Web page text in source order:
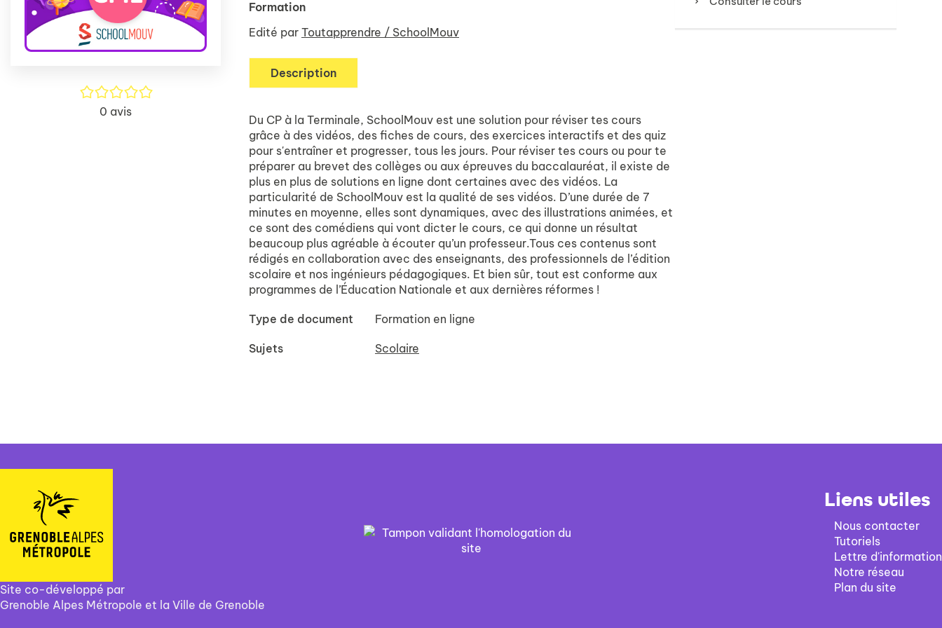
/5
0 avis
Formation
Edité par Toutapprendre / SchoolMouv
Description
Du CP à la Terminale, SchoolMouv est une solution pour réviser tes cours
grâce à des vidéos, des fiches de cours, des exercices interactifs et des quiz
pour s'entraîner et progresser, tous les jours. Pour réviser tes cours ou pour te
préparer au brevet des collèges ou aux épreuves du baccalauréat, il existe de
plus en plus de solutions en ligne dont certaines avec des vidéos. La
particularité de SchoolMouv est la qualité de ses vidéos. D’une durée de 7
minutes en moyenne, elles sont dynamiques, avec des illustrations animées, et
ce sont des comédiens qui vont dicter le cours, ce qui donne un résultat
beaucoup plus agréable à écouter qu’un professeur.Tous ces contenus sont
rédigés en collaboration avec des enseignants, des professionnels de l’édition
scolaire et nos ingénieurs pédagogiques. Et bien sûr, tout est conforme aux
programmes de l’Éducation Nationale et aux dernières réformes !
Type de document Formation en ligne
Sujets Scolaire
Site co-développé par
Grenoble Alpes Métropole et la Ville de Grenoble
Liens utiles
Nous contacter
Tutoriels
Lettre d'information
Notre réseau
Plan du site